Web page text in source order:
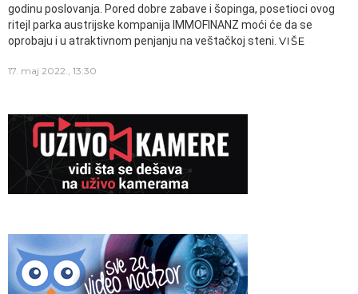
godinu poslovanja. Pored dobre zabave i šopinga, posetioci ovog
ritejl parka austrijske kompanija IMMOFINANZ moći će da se
oprobaju i u atraktivnom penjanju na veštačkoj steni. VIŠE
17. maj 2022., 13:30